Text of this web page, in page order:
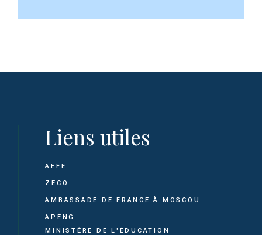
Liens utiles
AEFE
ZECO
AMBASSADE DE FRANCE À MOSCOU
APENG
MINISTÈRE DE L'ÉDUCATION